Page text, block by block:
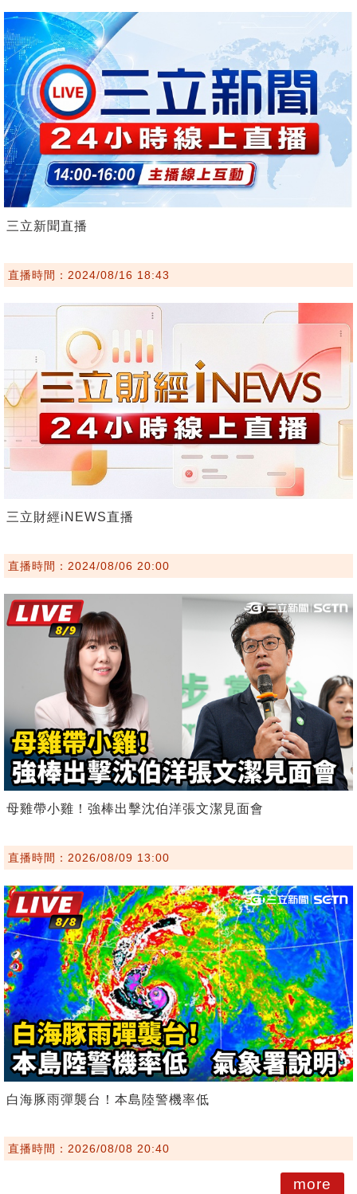
三立新聞直播
直播時間：2024/08/16 18:43
三立財經iNEWS直播
直播時間：2024/08/06 20:00
母雞帶小雞！強棒出擊沈伯洋張文潔見面會
直播時間：2026/08/09 13:00
白海豚雨彈襲台！本島陸警機率低
直播時間：2026/08/08 20:40
more